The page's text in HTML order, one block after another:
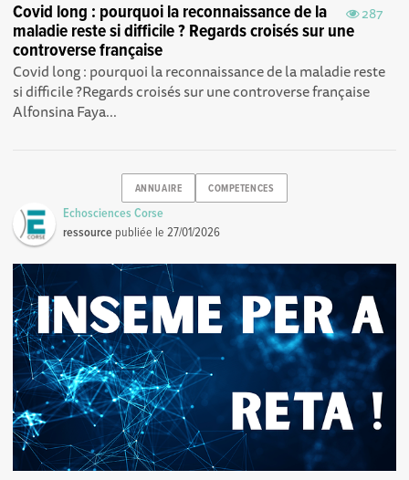
287
Covid long : pourquoi la reconnaissance de la
maladie reste si difficile ? Regards croisés sur une
controverse française
Covid long : pourquoi la reconnaissance de la maladie reste
si difficile ? Regards croisés sur une controverse française
Alfonsina Faya...
ANNUAIRE COMPETENCES
Echosciences Corse
ressource publiée le27/01/2026